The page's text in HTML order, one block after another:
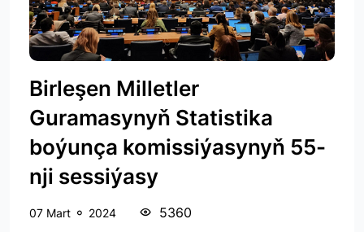
Birleşen Milletler
Guramasynyň Statistika
boýunça komissiýasynyň 55-
nji sessiýasy
07 Mart 2024 5360